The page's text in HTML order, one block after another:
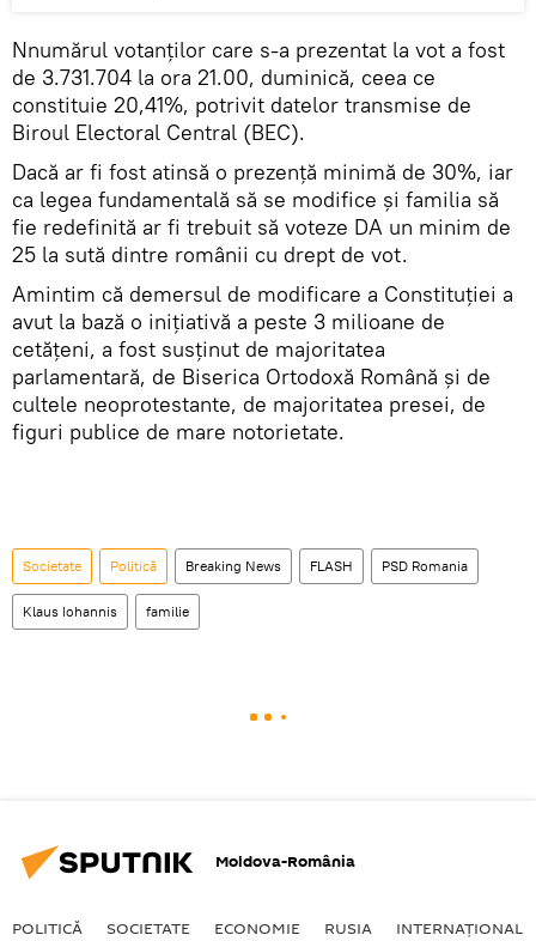
Nnumărul votanţilor care s-a prezentat la vot a fost
de 3.731.704 la ora 21.00, duminică, ceea ce
constituie 20,41%, potrivit datelor transmise de
Biroul Electoral Central (BEC). ​
Dacă ar fi fost atinsă o prezenţă minimă de 30%, iar
ca legea fundamentală să se modifice şi familia să
fie redefinită ar fi trebuit să voteze DA un minim de
25 la sută dintre românii cu drept de vot.
Amintim că demersul de modificare a Constituţiei a
avut la bază o inițiativă a peste 3 milioane de
cetățeni, a fost susținut de majoritatea
parlamentară, de Biserica Ortodoxă Română și de
cultele neoprotestante, de majoritatea presei, de
figuri publice de mare notorietate.
Societate Politică Breaking News FLASH PSD Romania
Klaus Iohannis familie
Moldova-România
POLITICĂ SOCIETATE ECONOMIE RUSIA INTERNAŢIONAL